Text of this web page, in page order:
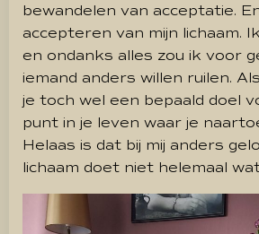
bewandelen van acceptatie.
accepteren van mijn lichaam.
en ondanks alles zou ik voor
iemand anders willen ruilen.
je toch wel een bepaald doel
punt in je leven waar je
Helaas is dat bij mij anders
lichaam doet niet helemaal